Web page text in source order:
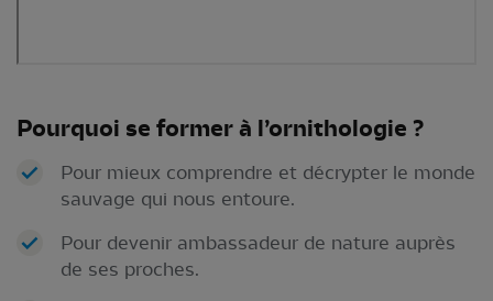
Pourquoi se former à l’ornithologie ?
Pour mieux comprendre et décrypter le monde
sauvage qui nous entoure.
Pour devenir ambassadeur de nature auprès
de ses proches.